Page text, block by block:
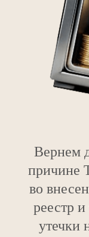
Вернем
причине
во
реестр
утечки